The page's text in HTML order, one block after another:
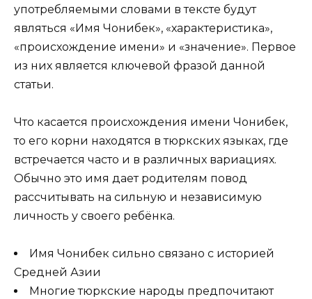
употребляемыми словами в тексте будут
являться «Имя Чонибек», «характеристика»,
«происхождение имени» и «значение». Первое
из них является ключевой фразой данной
статьи.
Что касается происхождения имени Чонибек,
то его корни находятся в тюркских языках, где
встречается часто и в различных вариациях.
Обычно это имя дает родителям повод
рассчитывать на сильную и независимую
личность у своего ребёнка.
Имя Чонибек сильно связано с историей
Средней Азии
Многие тюркские народы предпочитают